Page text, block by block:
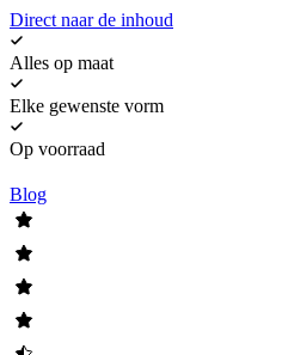
Direct naar de inhoud
Alles op maat
Elke gewenste vorm
Op voorraad
Blog